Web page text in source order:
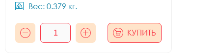
Вес: 0.379 кг.
КУПИТЬ